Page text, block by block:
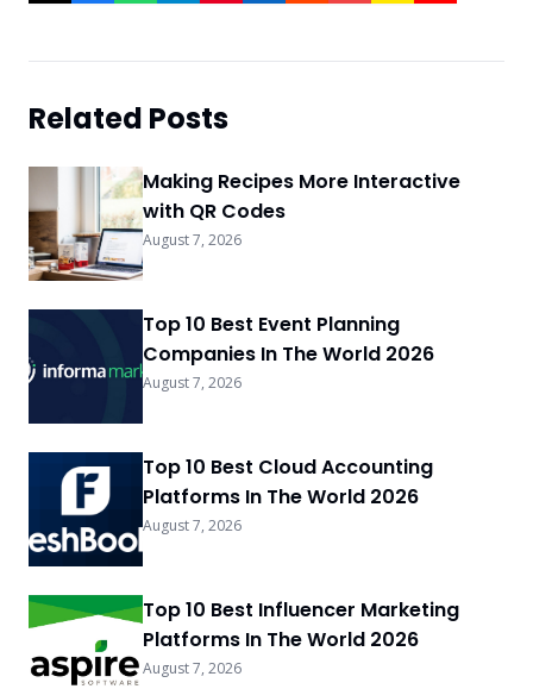
Related Posts
Making Recipes More Interactive
with QR Codes
August 7, 2026
Top 10 Best Event Planning
Companies In The World 2026
August 7, 2026
Top 10 Best Cloud Accounting
Platforms In The World 2026
August 7, 2026
Top 10 Best Influencer Marketing
Platforms In The World 2026
August 7, 2026